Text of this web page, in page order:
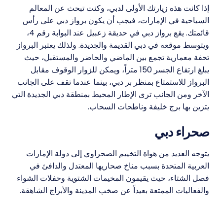
إذا كانت هذه زيارتك الأولى لدبي، وكنت تبحث عن المعالم
السياحية في الإمارات، فيجب أن يكون برواز دبي على رأس
قائمتك. يقع برواز دبي في حديقة زعبيل عند البوابة رقم 4،
ويتوسط موقعه في دبي القديمة والجديدة. ولذلك يعتبر البرواز
تحفة معمارية تجمع بين الماضي والحاضر والمستقبل، حيث
يبلغ ارتفاع الجسر 150 متراً، ويمكن للزوار الوقوف مقابل
البرواز للاستمتاع بمنظر بر دبي، بينما عندما تقف على الجانب
الآخر ومن الجانب ترى الإطار المحيط بمنطقة دبي الجديدة التي
يتزين بها برج خليفة وناطحات السحاب.
صحراء دبي
يتوجه العديد من هواة التخييم الصحراوي إلى دولة الإمارات
العربية المتحدة بسبب مناخ صحاريها المعتدل والدافئ في
فصل الشتاء، حيث يقيمون المخيمات الشتوية وحفلات الشواء
والفعاليات الممتعة بعيداً عن صخب المدينة والأبراج الشاهقة.